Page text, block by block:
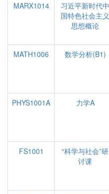
MARX1014
习近平新时代中
国特色社会主义
思想概论
MATH1006
数学分析(B1)
PHYS1001A
力学A
FS1001
“科学与社会”研
讨课